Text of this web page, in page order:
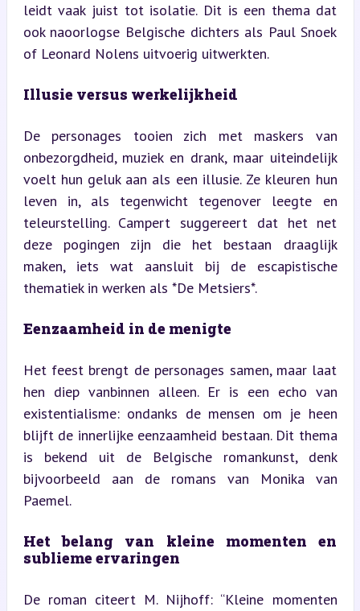
leidt vaak juist tot isolatie. Dit is een thema dat
ook naoorlogse Belgische dichters als Paul Snoek
of Leonard Nolens uitvoerig uitwerkten.
Illusie versus werkelijkheid
De personages tooien zich met maskers van
onbezorgdheid, muziek en drank, maar uiteindelijk
voelt hun geluk aan als een illusie. Ze kleuren hun
leven in, als tegenwicht tegenover leegte en
teleurstelling. Campert suggereert dat het net
deze pogingen zijn die het bestaan draaglijk
maken, iets wat aansluit bij de escapistische
thematiek in werken als *De Metsiers*.
Eenzaamheid in de menigte
Het feest brengt de personages samen, maar laat
hen diep vanbinnen alleen. Er is een echo van
existentialisme: ondanks de mensen om je heen
blijft de innerlijke eenzaamheid bestaan. Dit thema
is bekend uit de Belgische romankunst, denk
bijvoorbeeld aan de romans van Monika van
Paemel.
Het belang van kleine momenten en
sublieme ervaringen
De roman citeert M. Nijhoff: “Kleine momenten